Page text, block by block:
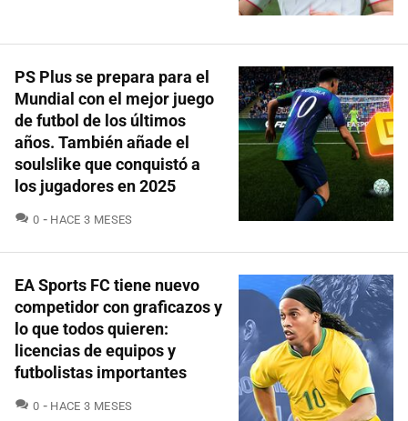
PS Plus se prepara para el
Mundial con el mejor juego
de futbol de los últimos
años. También añade el
soulslike que conquistó a
los jugadores en 2025
0 COMENTARIOS
HACE 3 MESES
EA Sports FC tiene nuevo
competidor con graficazos y
lo que todos quieren:
licencias de equipos y
futbolistas importantes
0 COMENTARIOS
HACE 3 MESES